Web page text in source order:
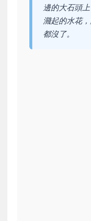
邊的大石頭
濺起的水花
都沒了。